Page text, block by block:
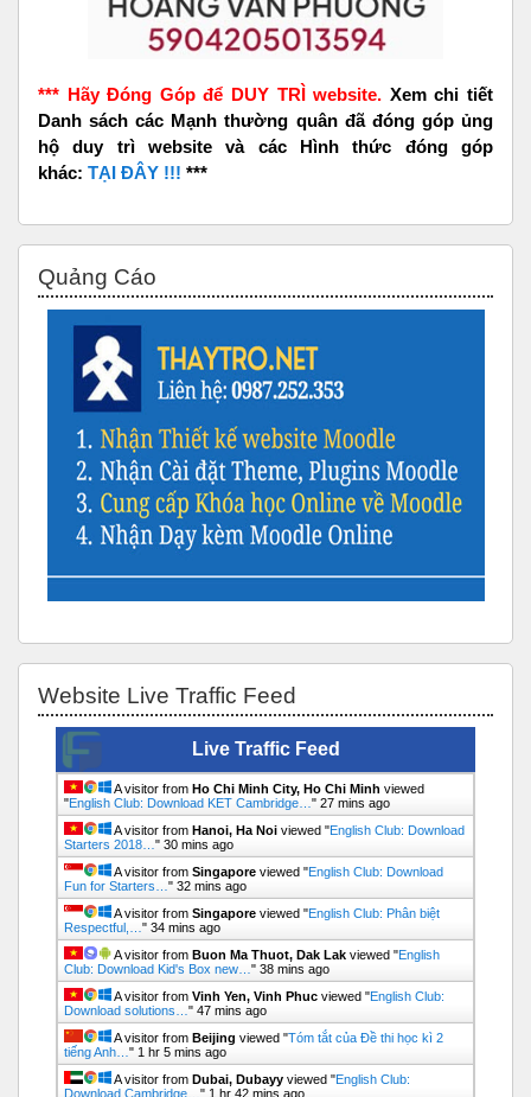
*** Hãy Đóng Góp để DUY TRÌ website. Xem chi tiết
Danh sách các Mạnh thường quân đã đóng góp ủng
hộ duy trì website và các Hình thức đóng góp
khác: TẠI ĐÂY !!! ***
Quảng Cáo
Website Live Traffic Feed
Live Traffic Feed
A visitor from Ho Chi Minh City, Ho Chi Minh viewed
"English Club: Download KET Cambridge… " 27 mins ago
A visitor from Hanoi, Ha Noi viewed "English Club: Download
Starters 2018… " 30 mins ago
A visitor from Singapore viewed "English Club: Download
Fun for Starters… " 32 mins ago
A visitor from Singapore viewed "English Club: Phân biệt
Respectful,… " 34 mins ago
A visitor from Buon Ma Thuot, Dak Lak viewed "English
Club: Download Kid's Box new… " 38 mins ago
A visitor from Vinh Yen, Vinh Phuc viewed "English Club:
Download solutions… " 47 mins ago
A visitor from Beijing viewed "Tóm tắt của Đề thi học kì 2
tiếng Anh… " 1 hr 5 mins ago
A visitor from Dubai, Dubayy viewed "English Club:
Download Cambridge… " 1 hr 42 mins ago